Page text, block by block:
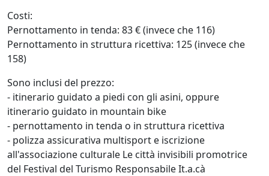
Costi:
Pernottamento in tenda: 83 € (invece che 116)
Pernottamento in struttura ricettiva: 125 (invece che
158)
Sono inclusi del prezzo:
- itinerario guidato a piedi con gli asini, oppure
itinerario guidato in mountain bike
- pernottamento in tenda o in struttura ricettiva
- polizza assicurativa multisport e iscrizione
all'associazione culturale Le città invisibili promotrice
del Festival del Turismo Responsabile It.a.cà